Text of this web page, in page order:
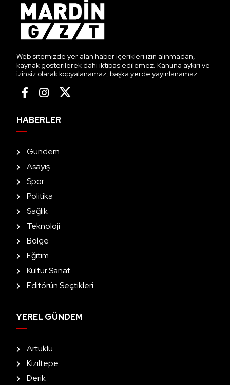
Web sitemizde yer alan haber içerikleri izin alınmadan,
kaynak gösterilerek dahi iktibas edilemez. Kanuna aykırı ve
izinsiz olarak kopyalanamaz, başka yerde yayınlanamaz.
HABERLER
Gündem
Asayiş
Spor
Politika
Sağlık
Teknoloji
Bölge
Eğitim
Kültür Sanat
Editörün Seçtikleri
YEREL GÜNDEM
Artuklu
Kızıltepe
Derik